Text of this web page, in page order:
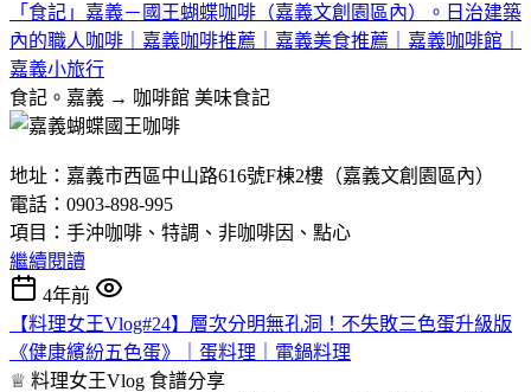
「食記」嘉義－國王蝴蝶咖啡（嘉義文創園區內）。日治建築
內的職人咖啡｜嘉義咖啡推薦｜嘉義美食推薦｜嘉義咖啡館｜
嘉義小旅行
食記。嘉義 → 咖啡館 美味食記
地址：嘉義市西區中山路616號F棟2樓（嘉義文創園區內）
電話：0903-898-995
項目：手沖咖啡、特調、非咖啡因、點心
繼續閱讀
4年前
【料理女王Vlog#24】層次分明無孔洞！不失敗三色蛋升級版
《健康繽紛五色蛋》｜蛋料理｜電鍋料理
♕ 料理女王Vlog 食譜分享